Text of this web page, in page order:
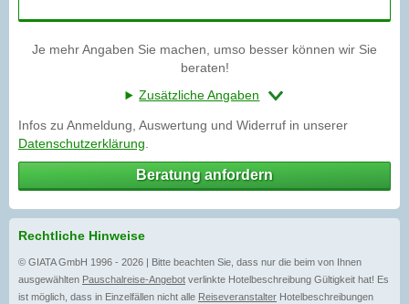
Je mehr Angaben Sie machen, umso besser können wir Sie
beraten!
Zusätzliche Angaben
Infos zu Anmeldung, Auswertung und Widerruf in unserer
Datenschutzerklärung
Beratung anfordern
Rechtliche Hinweise
© GIATA GmbH 1996 - 2026 | Bitte beachten Sie, dass nur die beim von Ihnen
ausgewählten Pauschalreise-Angebot verlinkte Hotelbeschreibung Gültigkeit hat! Es
ist möglich, dass in Einzelfällen nicht alle Reiseveranstalter Hotelbeschreibungen